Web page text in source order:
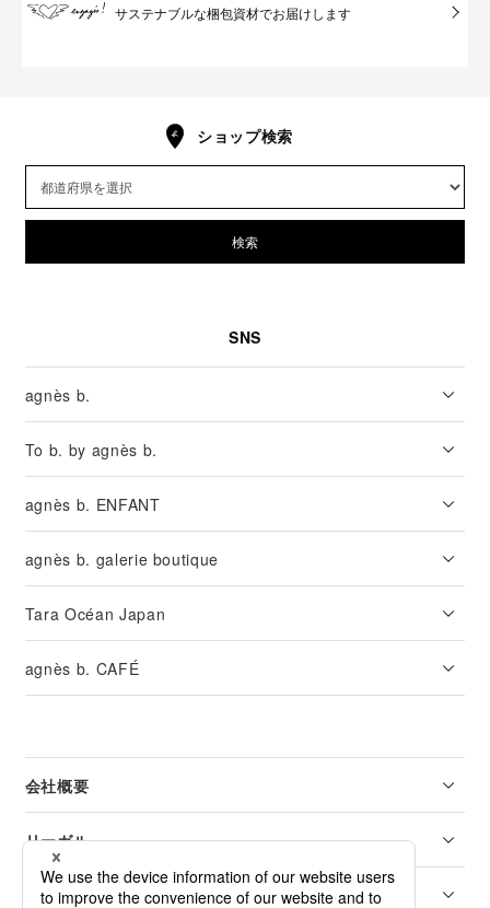
サステナブルな梱包資材でお届けします
ショップ検索
検索
SNS
agnès b.
To b. by agnès b.
agnès b. ENFANT
agnès b. galerie boutique
Tara Océan Japan
agnès b. CAFÉ
会社概要
リーガル
カスタマーサービス